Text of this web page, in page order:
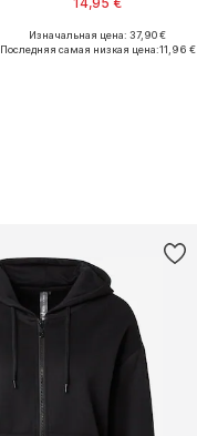
Доступные размеры: M, L
Изначальная цена: 37,90 €
Последняя самая низкая цена:11,96 €